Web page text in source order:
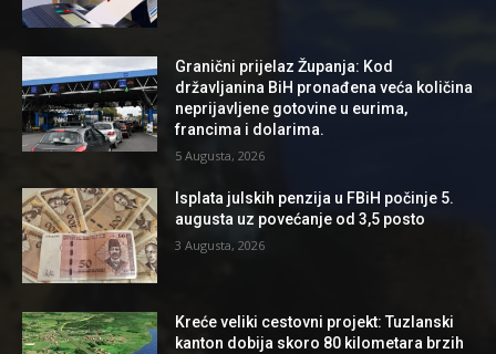
Granični prijelaz Županja: Kod
državljanina BiH pronađena veća količina
neprijavljene gotovine u eurima,
francima i dolarima.
5 Augusta, 2026
Isplata julskih penzija u FBiH počinje 5.
augusta uz povećanje od 3,5 posto
3 Augusta, 2026
Kreće veliki cestovni projekt: Tuzlanski
kanton dobija skoro 80 kilometara brzih